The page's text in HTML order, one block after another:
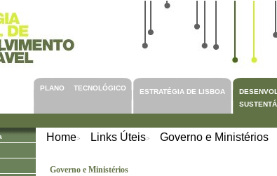
PLANO TECNOLÓGICO
ESTRATÉGIA DE LISBOA
Home> Links Úteis> Governo e Ministérios
Governo e Ministérios